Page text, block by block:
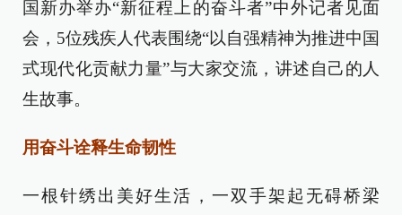
国新办举办“新征程上的奋斗者”中外记者见面
会，5位残疾人代表围绕“以自强精神为推进中国
式现代化贡献力量”与大家交流，讲述自己的人
生故事。
用奋斗诠释生命韧性
一根针绣出美好生活，一双手架起无碍桥梁